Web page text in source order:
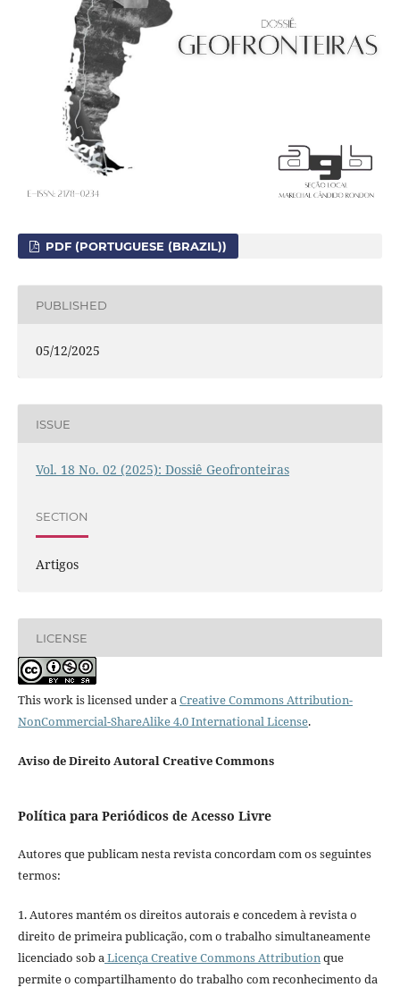
PDF (PORTUGUESE (BRAZIL))
PUBLISHED
05/12/2025
ISSUE
Vol. 18 No. 02 (2025): Dossiê Geofronteiras
SECTION
Artigos
LICENSE
This work is licensed under aCreative Commons Attribution-
NonCommercial-ShareAlike 4.0 International License.
Aviso de Direito Autoral Creative Commons
Política para Periódicos de Acesso Livre
Autores que publicam nesta revista concordam com os seguintes
termos:
1. Autores mantém os direitos autorais e concedem à revista o
direito de primeira publicação, com o trabalho simultaneamente
licenciado sob aLicença Creative Commons Attributionque
permite o compartilhamento do trabalho com reconhecimento da